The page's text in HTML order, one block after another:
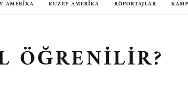
AMERIKA KUZEY AMERIKA RÖPORTAJLAR KAMP
ÖĞRENILIR?